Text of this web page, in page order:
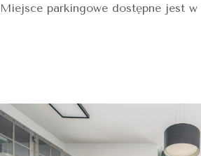
Miejsce parkingowe dostępne jest w